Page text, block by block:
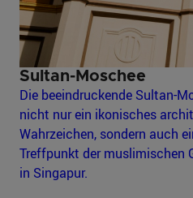
Sultan-Moschee
Die beeindruckende Sultan-
nicht nur ein ikonisches
Wahrzeichen, sondern auch
Treffpunkt der muslimischen
in Singapur.